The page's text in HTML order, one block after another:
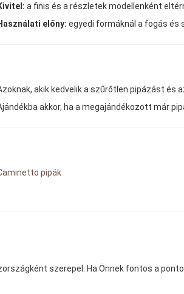
a finis és a részletek modellenként
előny: egyedi formáknál a fogás és
akik kedvelik a szűrőtlen pipázást és
akkor, ha a megajándékozott már
pipák
szerepel. Ha Önnek fontos a